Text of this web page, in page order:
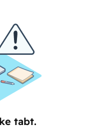
tabt.